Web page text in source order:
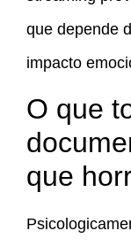
que depende
impacto
O que
que